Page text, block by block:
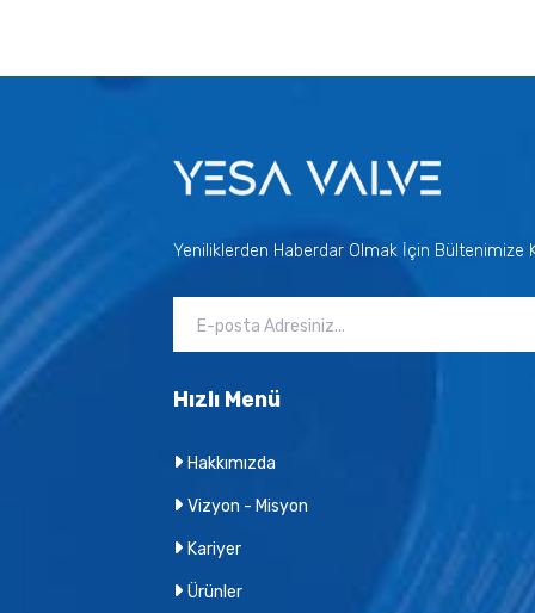
Yeniliklerden Haberdar Olmak İçin Bültenimize
Hızlı Menü
Hakkımızda
Vizyon - Misyon
Kariyer
Ürünler